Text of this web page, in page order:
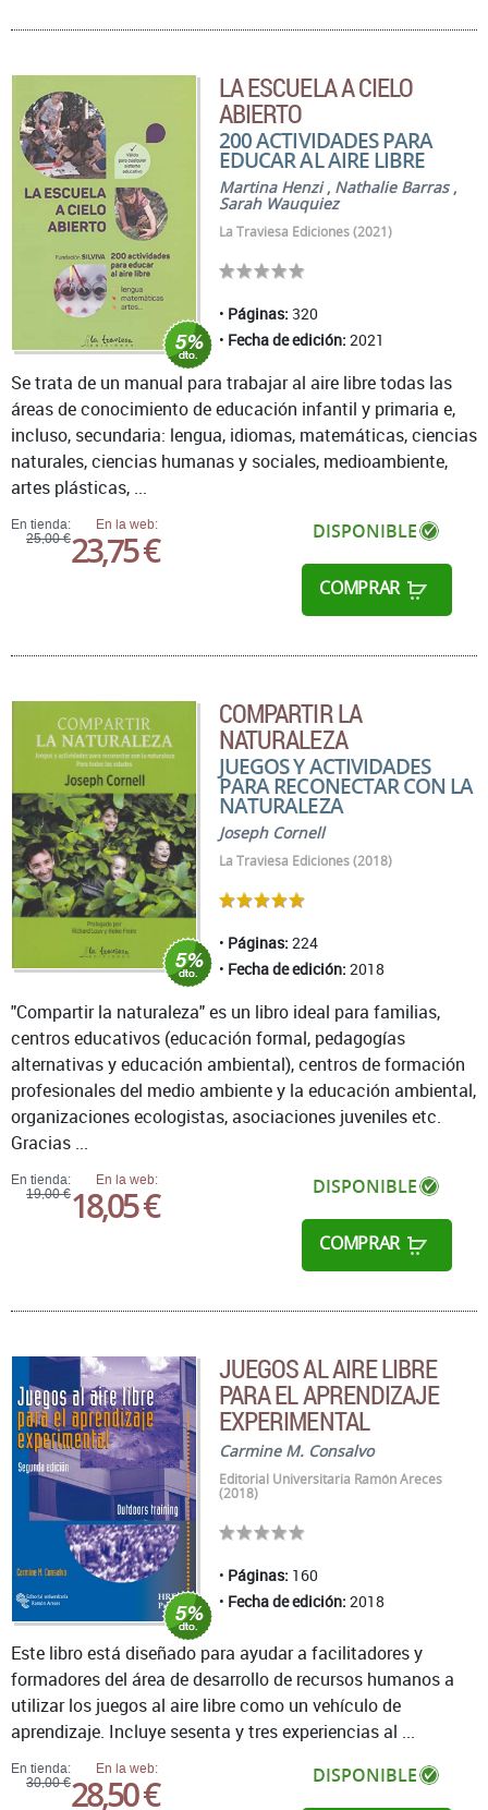
LA ESCUELA A CIELO
ABIERTO
200 ACTIVIDADES PARA
EDUCAR AL AIRE LIBRE
Martina Henzi, Nathalie Barras,
Sarah Wauquiez
La Traviesa Ediciones (2021)
Páginas: 320
Fecha de edición: 2021
En tienda:
25,00 €
En la web:
23,75 € DISPONIBLE
COMPRAR
Se trata de un manual para trabajar al aire libre todas las
áreas de conocimiento de educación infantil y primaria e,
incluso, secundaria: lengua, idiomas, matemáticas, ciencias
naturales, ciencias humanas y sociales, medioambiente,
artes plásticas, ...
COMPARTIR LA
NATURALEZA
JUEGOS Y ACTIVIDADES
PARA RECONECTAR CON LA
NATURALEZA
Joseph Cornell
La Traviesa Ediciones (2018)
Páginas: 224
Fecha de edición: 2018
En tienda:
19,00 €
En la web:
18,05 € DISPONIBLE
COMPRAR
"Compartir la naturaleza" es un libro ideal para familias,
centros educativos (educación formal, pedagogías
alternativas y educación ambiental), centros de formación
profesionales del medio ambiente y la educación ambiental,
organizaciones ecologistas, asociaciones juveniles etc.
Gracias ...
JUEGOS AL AIRE LIBRE
PARA EL APRENDIZAJE
EXPERIMENTAL
Carmine M. Consalvo
Editorial Universitaria Ramón Areces
(2018)
Páginas: 160
Fecha de edición: 2018
En tienda:
30,00 €
En la web:
28,50 € DISPONIBLE
Este libro está diseñado para ayudar a facilitadores y
formadores del área de desarrollo de recursos humanos a
utilizar los juegos al aire libre como un vehículo de
aprendizaje. Incluye sesenta y tres experiencias al ...